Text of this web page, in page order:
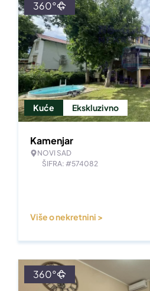
Kuće Ekskluzivno
360°
Kamenjar
NOVI SAD
ŠIFRA: #574082
Više o nekretnini >
360°